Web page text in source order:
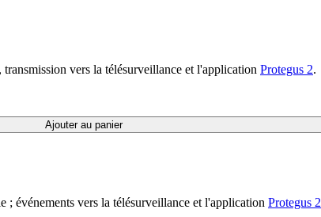
vers la télésurveillance et l'application Protegus 2.
Ajouter au panier
événements vers la télésurveillance et l'application Protegus 2